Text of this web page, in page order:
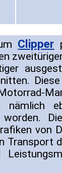
Clipper
nämlich
worden.
von
Transport